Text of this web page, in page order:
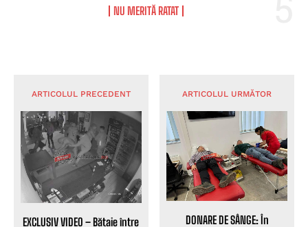
NU MERITĂ RATAT
ARTICOLUL PRECEDENT
EXCLUSIV VIDEO – Bătaie între
ARTICOLUL URMĂTOR
DONARE DE SÂNGE: În